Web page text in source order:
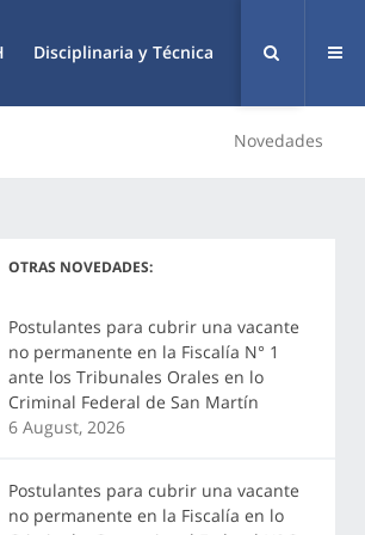
Disciplinaria y Técnica
Novedades
OTRAS NOVEDADES:
Postulantes para cubrir una vacante
no permanente en la Fiscalía N° 1
ante los Tribunales Orales en lo
Criminal Federal de San Martín
6 August, 2026
Postulantes para cubrir una vacante
no permanente en la Fiscalía en lo